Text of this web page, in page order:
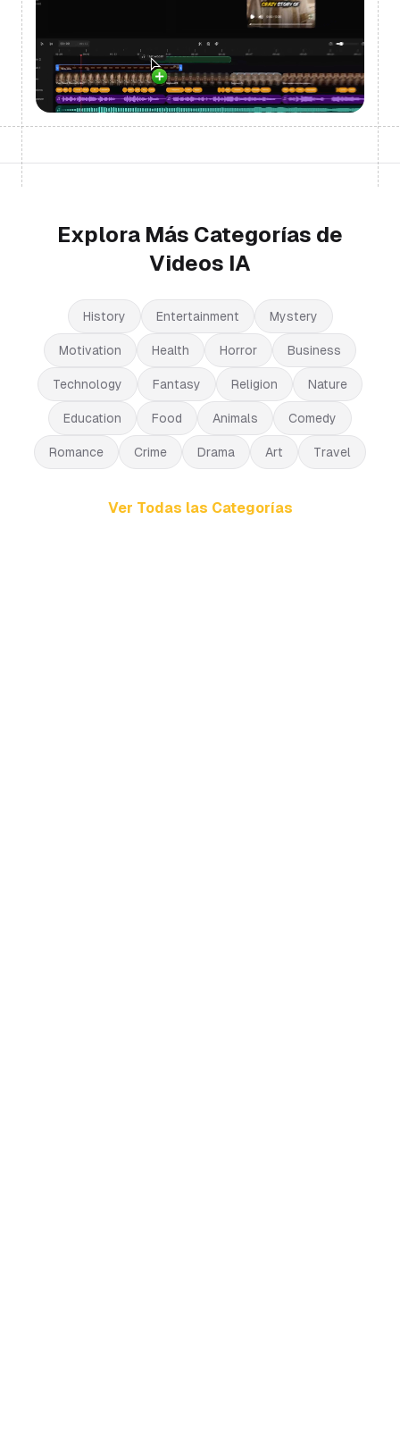
Explora Más Categorías de
Videos IA
History Entertainment Mystery
Motivation Health Horror Business
Technology Fantasy Religion Nature
Education Food Animals Comedy
Romance Crime Drama Art Travel
Ver Todas las Categorías